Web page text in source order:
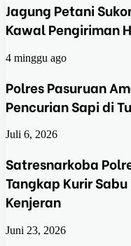
Jagung Petani
Kawal Pengiriman
4 minggu ago
Polres Pasuruan
Pencurian Sapi di
Juli 6, 2026
Satresnarkoba
Tangkap Kurir
Kenjeran
Juni 23, 2026